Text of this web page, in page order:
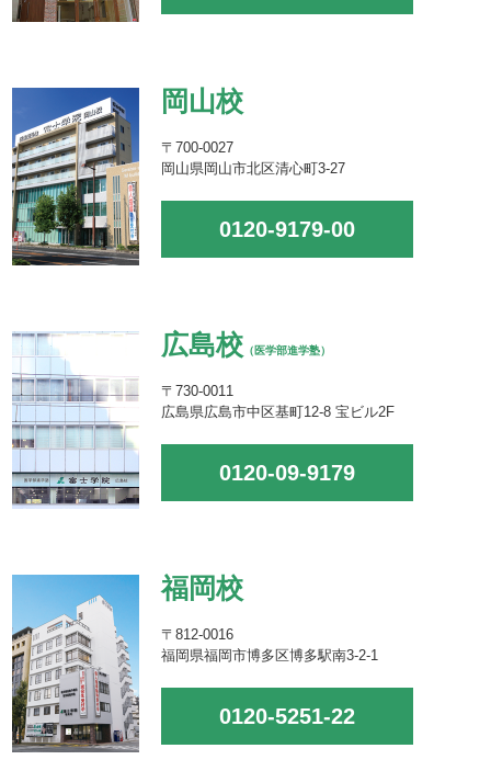
岡山校
〒700-0027
岡山県岡山市北区清心町3-27
0120-9179-00
広島校 （医学部進学塾）
〒730-0011
広島県広島市中区基町12-8 宝ビル2F
0120-09-9179
福岡校
〒812-0016
福岡県福岡市博多区博多駅南3-2-1
0120-5251-22